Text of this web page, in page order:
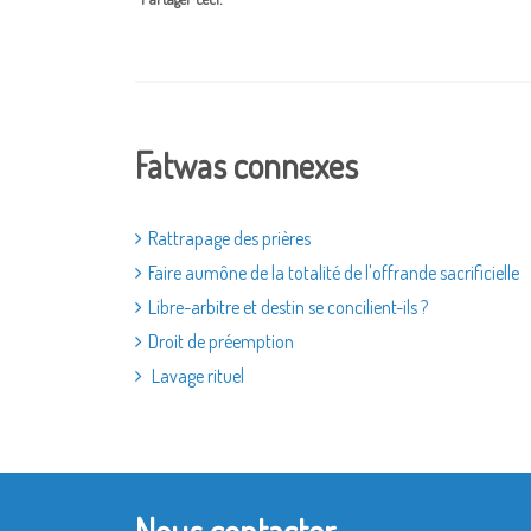
Fatwas connexes
Rattrapage des prières
Faire aumône de la totalité de l'offrande sacrificielle
Libre-arbitre et destin se concilient-ils ?
Droit de préemption
Lavage rituel